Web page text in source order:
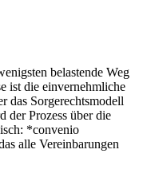
belastende Weg
ist die einvernehmliche
das Sorgerechtsmodell
der Prozess über die
*convenio
alle Vereinbarungen